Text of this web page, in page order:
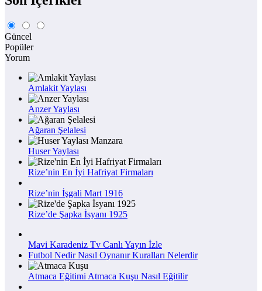
Güncel
Popüler
Yorum
Amlakit Yaylası
Anzer Yaylası
Ağaran Şelalesi
Huser Yaylası
Rize’nin En İyi Hafriyat Firmaları
Rize’nin İşgali Mart 1916
Rize’de Şapka İsyanı 1925
Mavi Karadeniz Tv Canlı Yayın İzle
Futbol Nedir Nasıl Oynanır Kuralları Nelerdir
Atmaca Eğitimi Atmaca Kuşu Nasıl Eğitilir